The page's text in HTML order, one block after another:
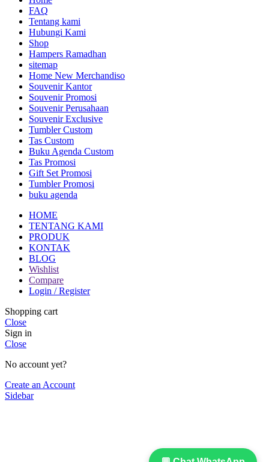
FAQ
Tentang kami
Hubungi Kami
Shop
Hampers Ramadhan
sitemap
Home New Merchandiso
Souvenir Kantor
Souvenir Promosi
Souvenir Perusahaan
Souvenir Exclusive
Tumbler Custom
Tas Custom
Buku Agenda Custom
Tas Promosi
Gift Set Promosi
Tumbler Promosi
buku agenda
HOME
TENTANG KAMI
PRODUK
KONTAK
BLOG
Wishlist
Compare
Login / Register
Shopping cart
Close
Sign in
Close
No account yet?
Create an Account
Sidebar